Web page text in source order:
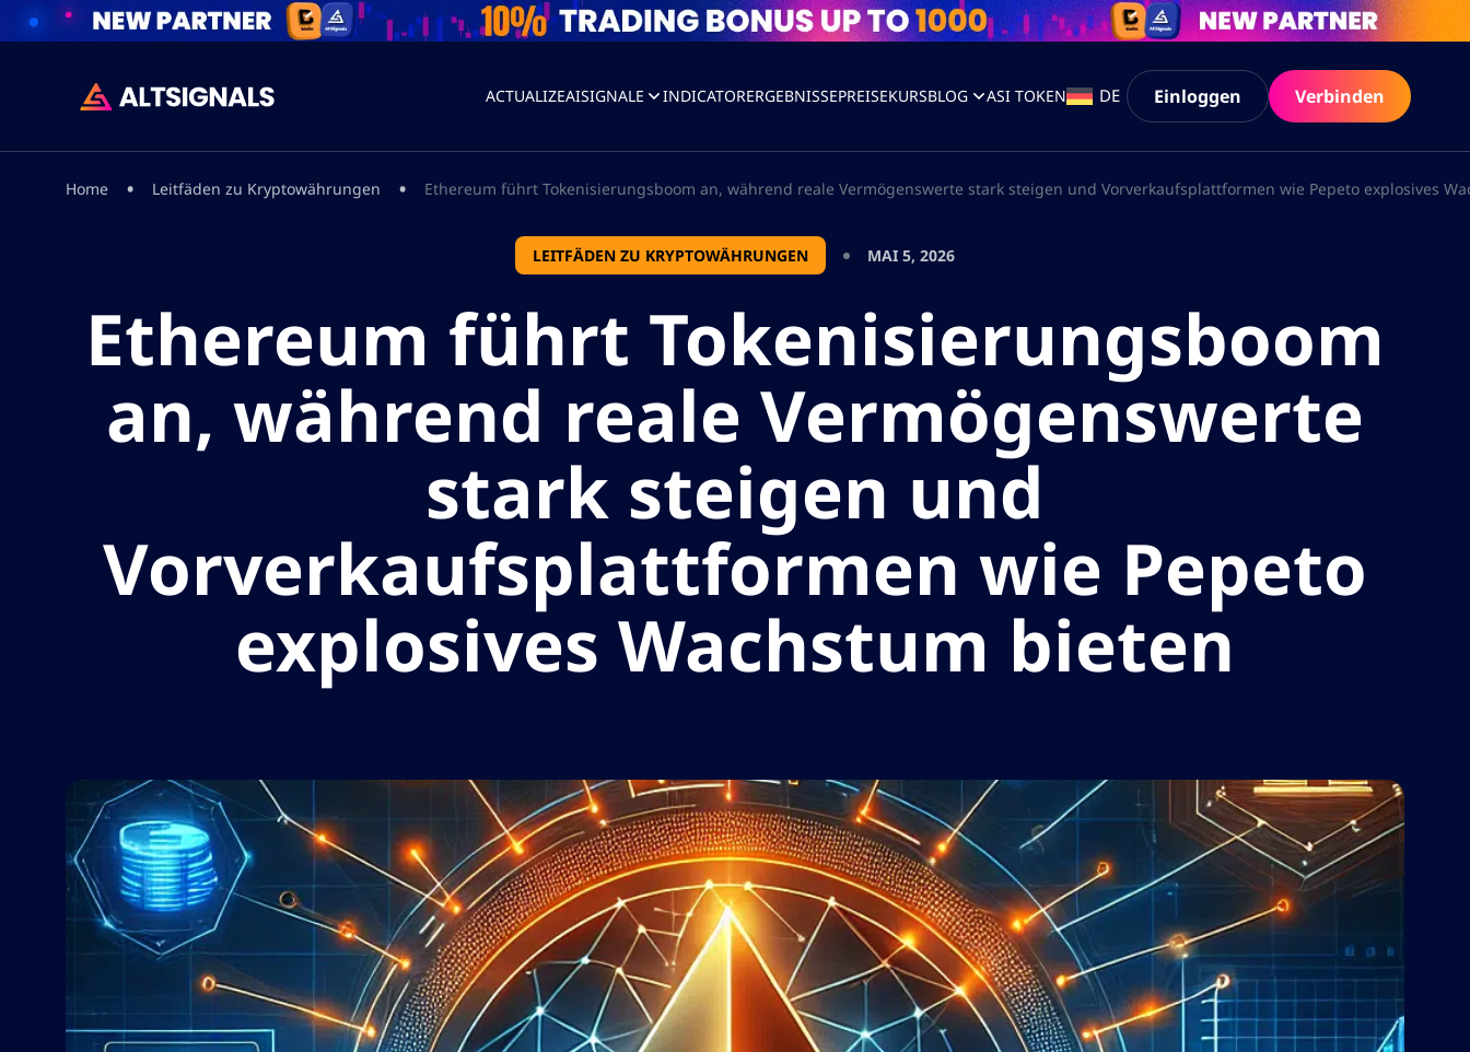
ACTUALIZEAISIGNALE INDICATORERGEBNISSEPREISEKURSBLOG ASI TOKEN DE Einloggen Verbinden
Home • Leitfäden zu Kryptowährungen • Ethereum führt Tokenisierungsboom an, während reale Vermögenswerte stark steigen und Vorverkaufsplattformen wie Pepeto explosives
LEITFÄDEN ZU KRYPTOWÄHRUNGEN MAI 5, 2026
Ethereum führt Tokenisierungsboom
an, während reale Vermögenswerte
stark steigen und
Vorverkaufsplattformen wie Pepeto
explosives Wachstum bieten